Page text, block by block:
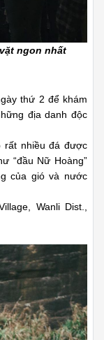
ngon nhất
thứ 2 để khám
địa danh độc
rất nhiều đá được
“đầu Nữ Hoàng”
của gió và nước
Wanli Dist.,